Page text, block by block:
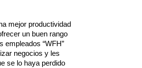
mejor productividad
un buen rango
empleados “WFH”
negocios y les
se lo haya perdido